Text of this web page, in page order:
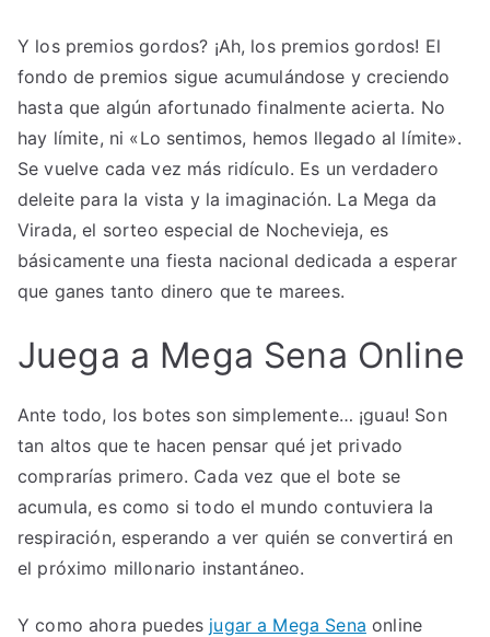
Y los premios gordos? ¡Ah, los premios gordos! El
fondo de premios sigue acumulándose y creciendo
hasta que algún afortunado finalmente acierta. No
hay límite, ni «Lo sentimos, hemos llegado al límite».
Se vuelve cada vez más ridículo. Es un verdadero
deleite para la vista y la imaginación. La Mega da
Virada, el sorteo especial de Nochevieja, es
básicamente una fiesta nacional dedicada a esperar
que ganes tanto dinero que te marees.
Juega a Mega Sena Online
Ante todo, los botes son simplemente… ¡guau! Son
tan altos que te hacen pensar qué jet privado
comprarías primero. Cada vez que el bote se
acumula, es como si todo el mundo contuviera la
respiración, esperando a ver quién se convertirá en
el próximo millonario instantáneo.
Y como ahora puedes jugar a Mega Sena online